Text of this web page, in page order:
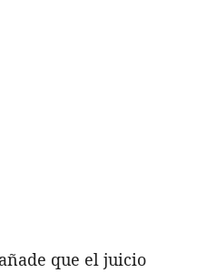
que el juicio